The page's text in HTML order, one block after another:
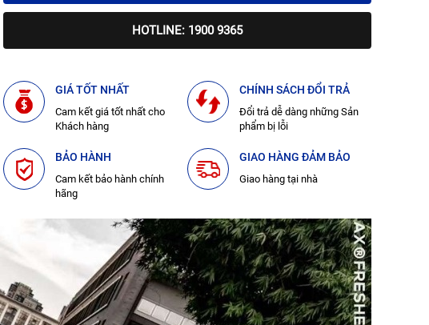
HOTLINE: 1900 9365
GIÁ TỐT NHẤT
Cam kết giá tốt nhất cho
Khách hàng
CHÍNH SÁCH ĐỔI TRẢ
Đổi trả dễ dàng những Sản
phẩm bị lỗi
BẢO HÀNH
Cam kết bảo hành chính
hãng
GIAO HÀNG ĐẢM BẢO
Giao hàng tại nhà